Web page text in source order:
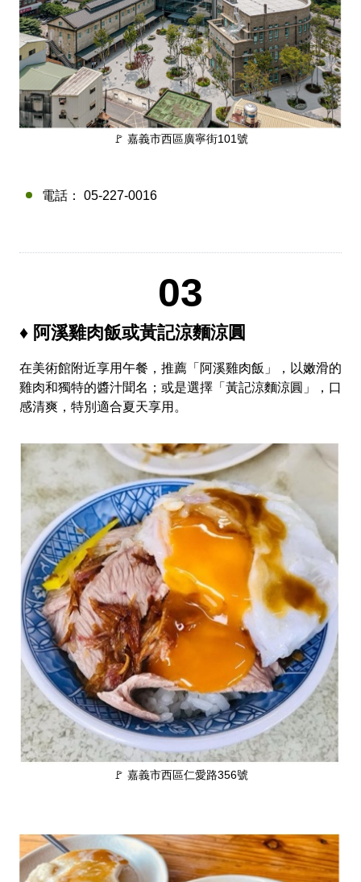
🚩 嘉義市西區廣寧街101號
電話： 05-227-0016
03
♦ 阿溪雞肉飯或黃記涼麵涼圓
在美術館附近享用午餐，推薦「阿溪雞肉飯」，以嫩滑的
雞肉和獨特的醬汁聞名；或是選擇「黃記涼麵涼圓」，口
感清爽，特別適合夏天享用。
🚩 嘉義市西區仁愛路356號